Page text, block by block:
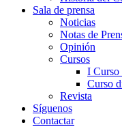
Sala de prensa
Noticias
Notas de
Opinión
Cursos
I Curso
Curso
Revista
Síguenos
Contactar